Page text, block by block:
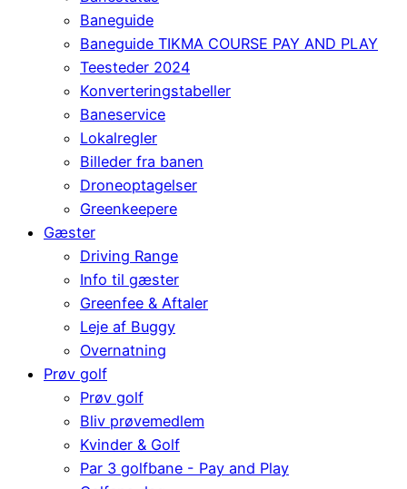
Baneguide
Baneguide TIKMA COURSE PAY AND PLAY
Teesteder 2024
Konverteringstabeller
Baneservice
Lokalregler
Billeder fra banen
Droneoptagelser
Greenkeepere
Gæster
Driving Range
Info til gæster
Greenfee & Aftaler
Leje af Buggy
Overnatning
Prøv golf
Prøv golf
Bliv prøvemedlem
Kvinder & Golf
Par 3 golfbane - Pay and Play